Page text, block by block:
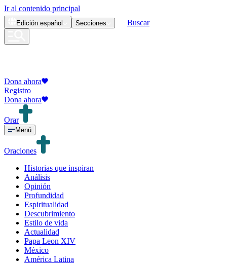
Ir al contenido principal
Edición español Secciones Buscar
Dona ahora
Registro
Dona ahora
Orar
Menú
Oraciones
Historias que inspiran
Análisis
Opinión
Profundidad
Espiritualidad
Descubrimiento
Estilo de vida
Actualidad
Papa Leon XIV
México
América Latina